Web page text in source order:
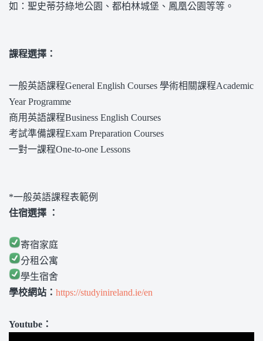
如：聖史蒂芬綠地公園、都柏林城堡、鳳凰公園等等。
課程選擇：
一般英語課程General English Courses 學術相關課程Academic
Year Programme
商用英語課程Business English Courses
考試準備課程Exam Preparation Courses
一對一課程One-to-one Lessons
*一般英語課程表範例
住宿選擇 ：
寄宿家庭
分租公寓
學生宿舍
學校網站： https://studyinireland.ie/en
Youtube：